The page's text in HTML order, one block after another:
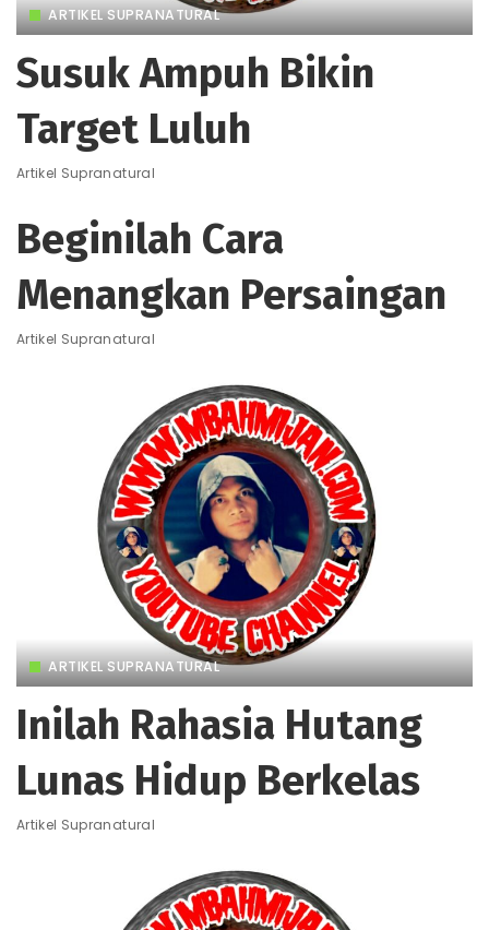
ARTIKEL SUPRANATURAL
Susuk Ampuh Bikin
Target Luluh
Artikel Supranatural
Beginilah Cara
Menangkan Persaingan
Artikel Supranatural
ARTIKEL SUPRANATURAL
Inilah Rahasia Hutang
Lunas Hidup Berkelas
Artikel Supranatural